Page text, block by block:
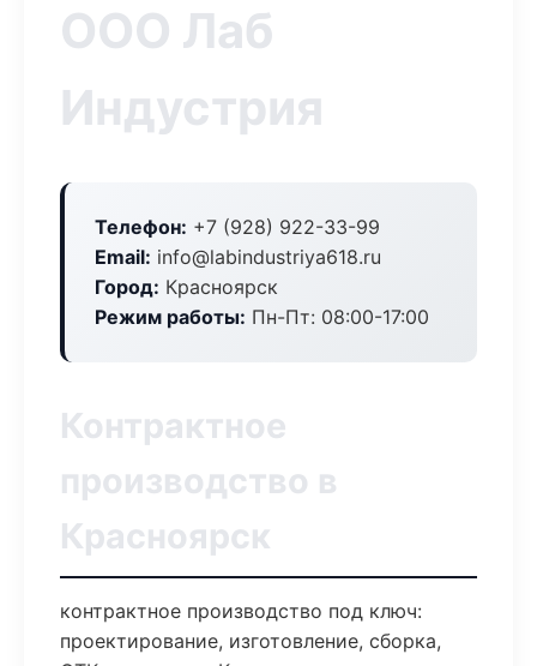
ООО Лаб
Индустрия
Телефон: +7 (928) 922-33-99
Email: info@labindustriya618.ru
Город: Красноярск
Режим работы: Пн-Пт: 08:00-17:00
Контрактное
производство в
Красноярск
контрактное производство под ключ:
проектирование, изготовление, сборка,